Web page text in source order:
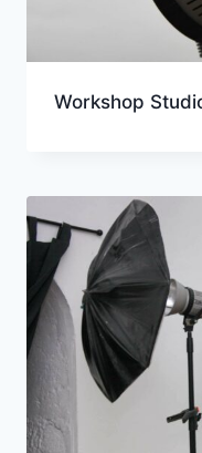
Workshop